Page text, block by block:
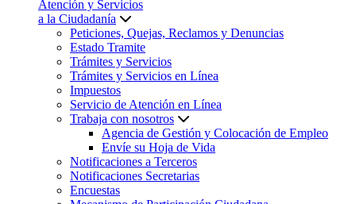
Atención y Servicios
a la Ciudadanía
Peticiones, Quejas, Reclamos y Denuncias
Estado Tramite
Trámites y Servicios
Trámites y Servicios en Línea
Impuestos
Servicio de Atención en Línea
Trabaja con nosotros
Agencia de Gestión y Colocación de Empleo
Envíe su Hoja de Vida
Notificaciones a Terceros
Notificaciones Secretarias
Encuestas